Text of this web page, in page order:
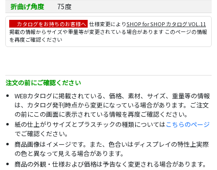
折曲げ角度
75度
カタログをお持ちのお客様へ 仕様変更によりSHOP for SHOP カタログ VOL.11
掲載の情報からサイズや重量等が変更されている場合があります このページの情報
を再度ご確認ください
注文の前にご確認ください
WEBカタログに掲載されている、価格、素材、サイズ、重量等の情報
は、カタログ発刊時点から変更になっている場合があります。ご注文
の前にこの画面に表示されている情報を再度ご確認ください。
紙の仕上がりサイズとプラスチックの種類についてはこちらのページ
でご確認ください。
商品画像はイメージです。また、色合いはディスプレイの特性上実際
の色と異なって見える場合があります。
商品の外観・仕様および価格は予告なく変更される場合があります。